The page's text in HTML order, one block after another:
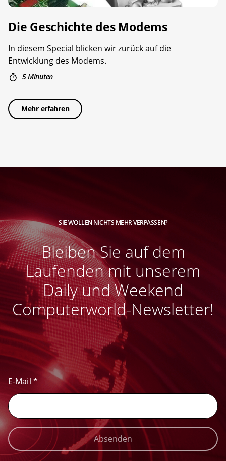
Die Geschichte des Modems
In diesem Special blicken wir zurück auf die
Entwicklung des Modems.
5 Minuten
Mehr erfahren
SIE WOLLEN NICHTS MEHR VERPASSEN?
Bleiben Sie auf dem
Laufenden mit unserem
Daily und Weekend
Computerworld-Newsletter!
E-Mail *
Absenden